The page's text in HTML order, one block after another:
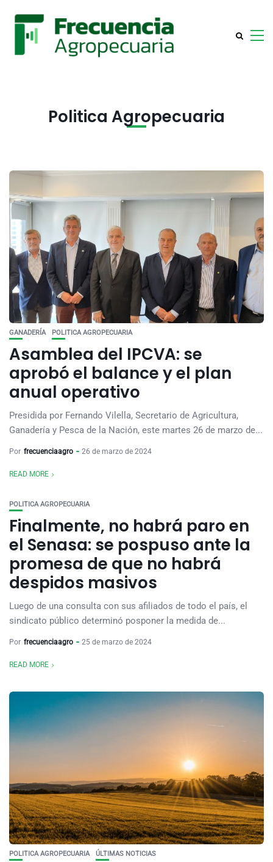
Politica Agropecuaria
GANADERÍA POLITICA AGROPECUARIA
Asamblea del IPCVA: se
aprobó el balance y el plan
anual operativo
Presidida por Fernando Vilella, Secretario de Agricultura,
Ganadería y Pesca de la Nación, este martes 26 de marzo de...
Por frecuenciaagro 26 de marzo de 2024
READ MORE
POLITICA AGROPECUARIA
Finalmente, no habrá paro en
el Senasa: se pospuso ante la
promesa de que no habrá
despidos masivos
Luego de una consulta con sus afiliados de todo el país, el
sindicato público determinó posponer la medida de...
Por frecuenciaagro 25 de marzo de 2024
READ MORE
POLITICA AGROPECUARIA ÚLTIMAS NOTICIAS